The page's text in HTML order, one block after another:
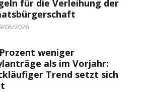
für die Verleihung der
05/2026
weniger
als im Vorjahr:
Trend setzt sich